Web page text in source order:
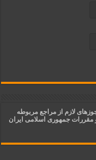
لازم از مراجع مربوطه
مقررات جمهوری اسلامی ایران